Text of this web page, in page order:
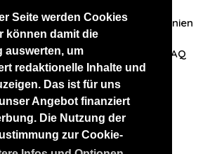
Seite werden Cookies
können damit die
auswerten, um
redaktionelle Inhalte und
Das ist für uns
Angebot finanziert
Die Nutzung der
zur Cookie-
AGB Datenschutzrichtlinien
mit uns auf FAQ
anderen Websites
RussianKisses